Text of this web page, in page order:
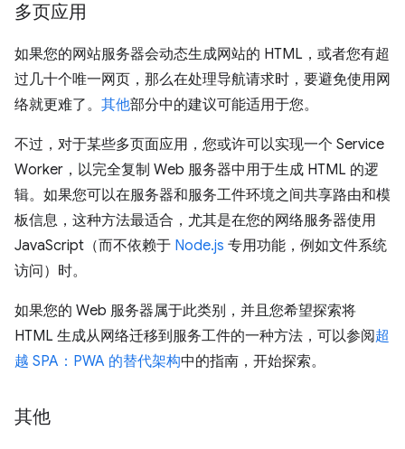
多页应用
如果您的网站服务器会动态生成网站的 HTML，或者您有超
过几十个唯一网页，那么在处理导航请求时，要避免使用网
络就更难了。 其他部分中的建议可能适用于您。
不过，对于某些多页面应用，您或许可以实现一个 Service
Worker，以完全复制 Web 服务器中用于生成 HTML 的逻
辑。如果您可以在服务器和服务工件环境之间共享路由和模
板信息，这种方法最适合，尤其是在您的网络服务器使用
JavaScript（而不依赖于 Node.js 专用功能，例如文件系统
访问）时。
如果您的 Web 服务器属于此类别，并且您希望探索将
HTML 生成从网络迁移到服务工件的一种方法，可以参阅超
越 SPA：PWA 的替代架构中的指南，开始探索。
其他